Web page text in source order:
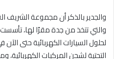
والجدير بالذكر أن مجموعة الشريف
لحلول السيارات الكهربائية حتى
التحتية لشحن المركبات